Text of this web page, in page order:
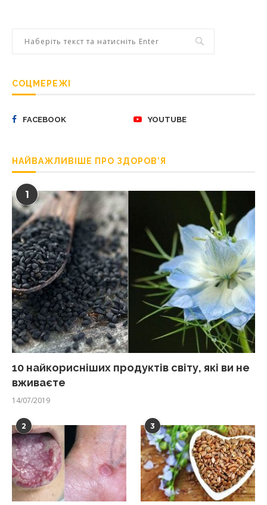
СОЦМЕРЕЖІ
FACEBOOK YOUTUBE
НАЙВАЖЛИВІШЕ ПРО ЗДОРОВ’Я
1
10 найкорисніших продуктів світу, які ви не
вживаєте
14/07/2019
2 3